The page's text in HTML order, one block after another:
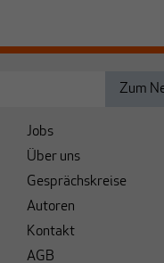
Jobs
Über uns
Gesprächskreise
Autoren
Kontakt
AGB